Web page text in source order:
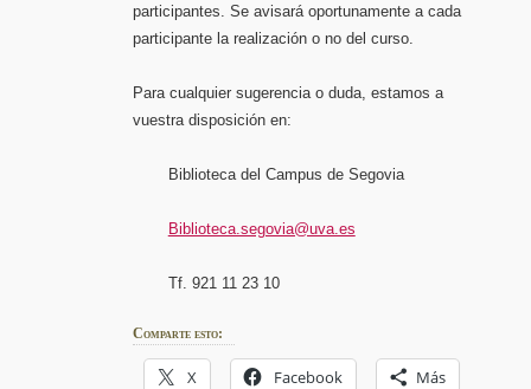
participantes. Se avisará oportunamente a cada
participante la realización o no del curso.
Para cualquier sugerencia o duda, estamos a
vuestra disposición en:
Biblioteca del Campus de Segovia
Biblioteca.segovia@uva.es
Tf. 921 11 23 10
Comparte esto:
X Facebook Más